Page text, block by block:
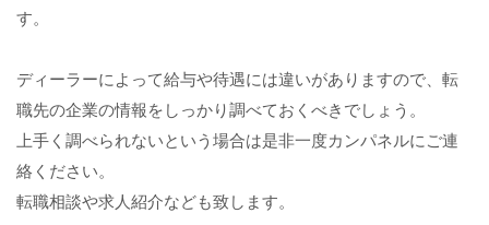
す。
ディーラーによって給与や待遇には違いがありますので、転
職先の企業の情報をしっかり調べておくべきでしょう。
上手く調べられないという場合は是非一度カンパネルにご連
絡ください。
転職相談や求人紹介なども致します。